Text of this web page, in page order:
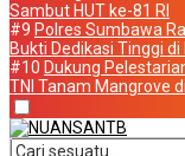
Sambut HUT ke-81 RI
#9 Polres Sumbawa
Bukti Dedikasi Tinggi
#10 Dukung
TNI Tanam Mangrove